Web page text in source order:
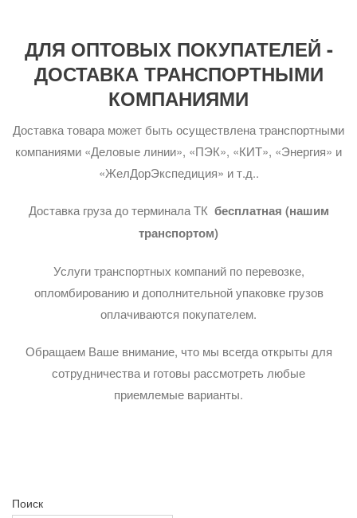
ДЛЯ ОПТОВЫХ ПОКУПАТЕЛЕЙ -
ДОСТАВКА ТРАНСПОРТНЫМИ
КОМПАНИЯМИ
Доставка товара может быть осуществлена транспортными
компаниями «Деловые линии», «ПЭК», «КИТ», «Энергия» и
«ЖелДорЭкспедиция» и т.д..
Доставка груза до терминала ТК бесплатная (нашим
транспортом)
Услуги транспортных компаний по перевозке,
опломбированию и дополнительной упаковке грузов
оплачиваются покупателем.
Обращаем Ваше внимание, что мы всегда открыты для
сотрудничества и готовы рассмотреть любые
приемлемые варианты.
Поиск